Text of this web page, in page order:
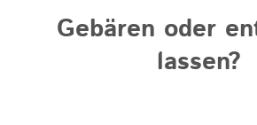
Gebären oder
lassen?